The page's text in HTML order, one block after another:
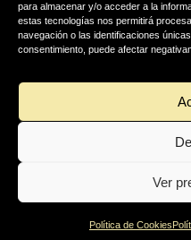
para almacenar y/o acceder a la
estas tecnologías nos permitirá
navegación o las identificaciones
consentimiento, puede afectar
Ver
Política de Cookies